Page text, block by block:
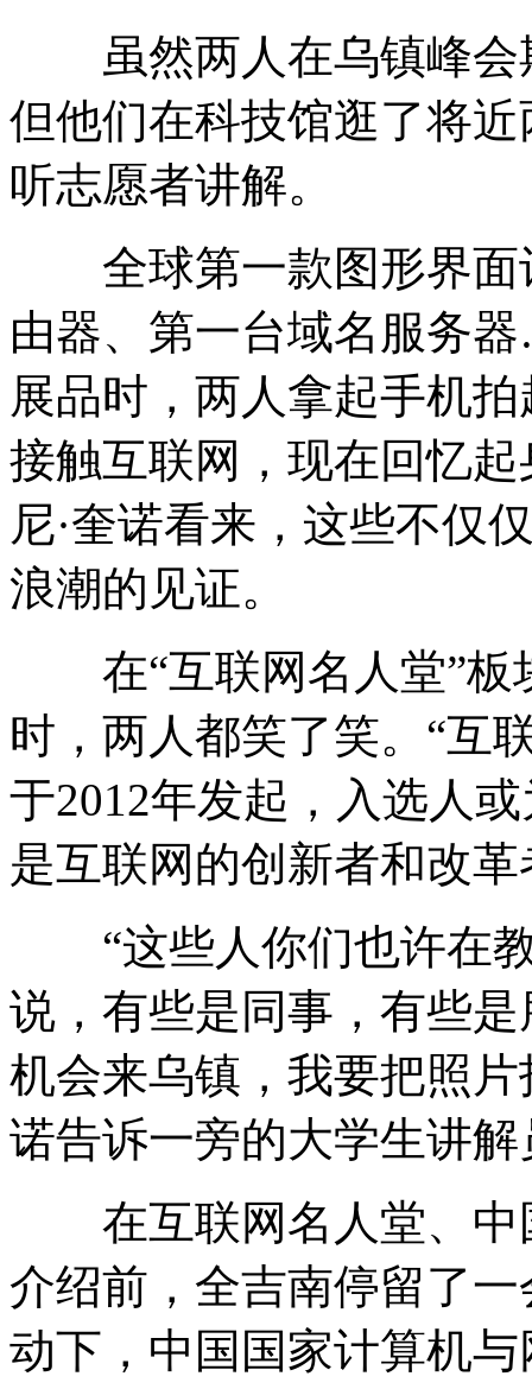
虽然两人在乌镇峰会
但他们在科技馆逛了将
听志愿者讲解。
全球第一款图形界面
由器、第一台域名服务
展品时，两人拿起手机
接触互联网，现在回忆
尼·奎诺看来，这些不仅
浪潮的见证。
在“互联网名人堂”板
时，两人都笑了笑。“互
于2012年发起，入选人
是互联网的创新者和改
“这些人你们也许在教
说，有些是同事，有些
机会来乌镇，我要把照
诺告诉一旁的大学生讲解
在互联网名人堂、中
介绍前，全吉南停留了
动下，中国国家计算机